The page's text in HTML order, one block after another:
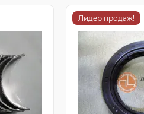
Лидер продаж!